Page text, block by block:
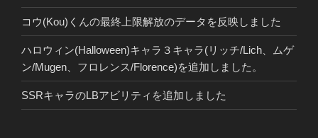
コウ(Kou)くんの最終上限解放のデータを反映しました
ハロウィン(Halloween)キャラ３キャラ(リッチ/Lich、ムゲ
ン/Mugen、フロレンス/Florence)を追加しました。
SSRキャラのLBアビリティを追加しました